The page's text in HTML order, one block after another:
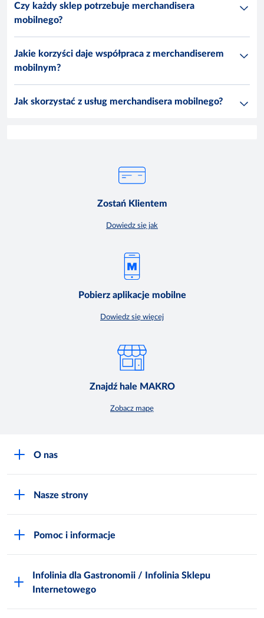
Czy każdy sklep potrzebuje merchandisera
mobilnego?
Jakie korzyści daje współpraca z merchandiserem
mobilnym?
Jak skorzystać z usług merchandisera mobilnego?
Zostań Klientem
Dowiedz się jak
Pobierz aplikacje mobilne
Dowiedz się więcej
Znajdź hale MAKRO
Zobacz mapę
O nas
Zgłoś naruszenie
Inspektor Ochrony Danych
Metro AG
Nasze strony
Polskie Skarby Kulinarne
Zgody marketingowe
Pomoc i informacje
FAQ
Jak kupować w MAKRO Online
Infolinia dla Gastronomii / Infolinia Sklepu
Internetowego